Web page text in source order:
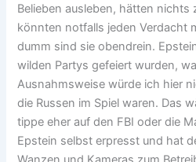
Belieben ausleben, hätten nichts
könnten notfalls jeden Verdacht
dumm sind sie obendrein.
wilden Partys gefeiert wurden,
Ausnahmsweise würde ich hier
die Russen im Spiel waren. Das
tippe eher auf den FBI oder die
Epstein selbst erpresst und hat